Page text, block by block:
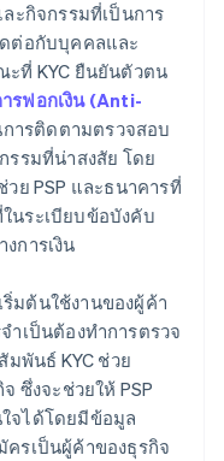
ะกิจกรรมที่เป็นการ
ต่อกับบุคคลและ
ที่ KYC ยืนยันตัวตน
รฟอกเงิน (Anti-
การติดตามตรวจสอบ
รรมที่น่าสงสัย โดย
วย PSP และธนาคารที่
นระเบียบข้อบังคับ
การเงิน
มต้นใช้งานของผู้ค้า
ำเป็นต้องทำการตรวจ
มพันธ์ KYC ช่วย
ซึ่งจะช่วยให้ PSP
จได้โดยมีข้อมูล
รเป็นผู้ค้าของธุรกิจ